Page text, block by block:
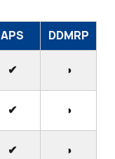
APS
DDMRP
✔
◑
✔
◑
✔
◑